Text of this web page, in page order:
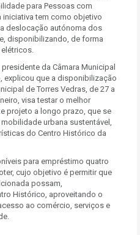
para Pessoas com
iniciativa tem como objetivo
deslocação autónoma dos
disponibilizando, de forma
da Câmara Municipal
explicou que a disponibilização
de Torres Vedras, de 27 a
visa testar o melhor
projeto a longo prazo, que se
urbana sustentável,
do Centro Histórico da
para empréstimo quatro
cujo objetivo é permitir que
possam,
Histórico, aproveitando o
ao comércio, serviços e